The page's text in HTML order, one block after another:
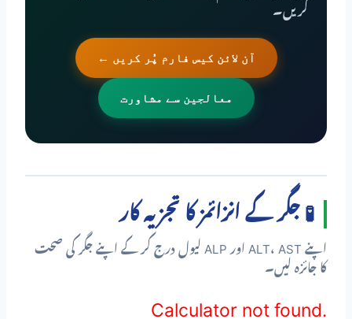
کریں۔
آن لائن کیس فارم پُر کریں ←
معالجین سے مشاورت
🧪 جگر کے انزائمز کا تجزیہ کار
اپنے ALT، AST اور ALP لیول درج کر کے اپنے جگر کی صحت
کا جائزہ لیں۔
Calculator not found.